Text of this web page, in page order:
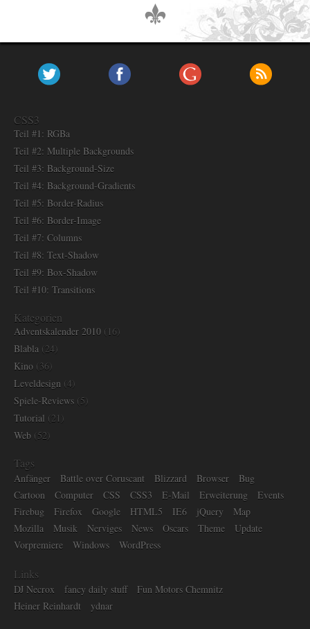
CSS3
Teil #1: RGBa
Teil #2: Multiple Backgrounds
Teil #3: Background-Size
Teil #4: Background-Gradients
Teil #5: Border-Radius
Teil #6: Border-Image
Teil #7: Columns
Teil #8: Text-Shadow
Teil #9: Box-Shadow
Teil #10: Transitions
Kategorien
Adventskalender 2010 (16)
Blabla (24)
Kino (36)
Leveldesign (4)
Spiele-Reviews (5)
Tutorial (21)
Web (52)
Tags
Anfänger Battle over Coruscant Blizzard Browser
Bug
Cartoon
Computer CSS CSS3 E-Mail Erweiterung
Events
Firebug
Firefox Google HTML5 IE6 jQuery
Map
Mozilla
Musik Nerviges News Oscars Theme
Update
Vorpremiere
Windows WordPress
Links
DJ Necrox fancy daily stuff
Fun Motors Chemnitz
Heiner Reinhardt
ydnar